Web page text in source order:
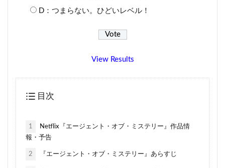
D：つまらない。ひどいレベル！
View Results
目次
1
Netflix『エージェント・オブ・ミステリー』作品情
報・予告
2 『エージェント・オブ・ミステリー』あらすじ